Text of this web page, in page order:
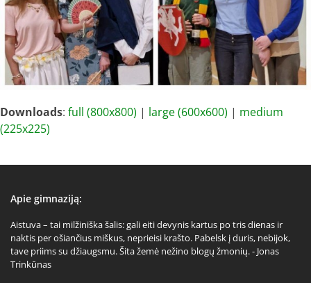
Downloads: full (800x800) | large (600x600) | medium
(225x225)
Apie gimnaziją:
Aistuva – tai milžiniška šalis: gali eiti devynis kartus po tris dienas ir
naktis per ošiančius miškus, neprieisi krašto. Pabelsk į duris, nebijok,
tave priims su džiaugsmu. Šita žemė nežino blogų žmonių. - Jonas
Trinkūnas